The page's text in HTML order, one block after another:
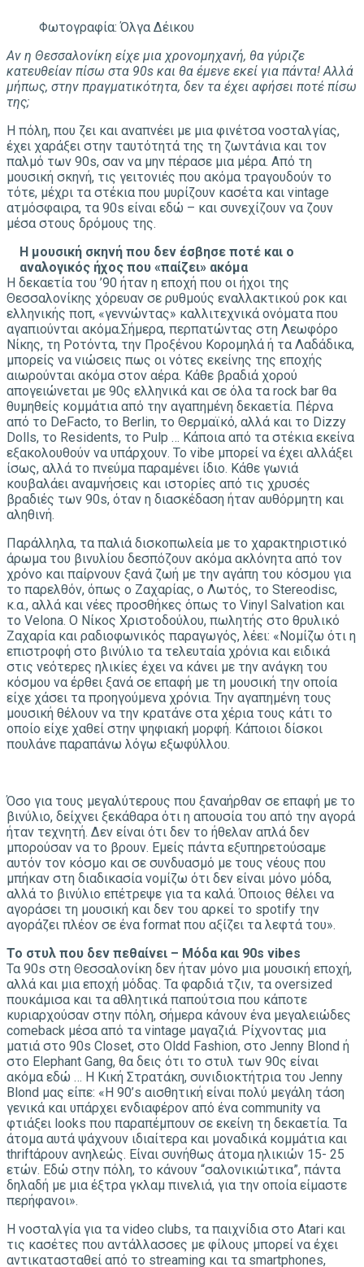
Φωτογραφία: Όλγα Δέικου
Αν η Θεσσαλονίκη είχε μια χρονομηχανή, θα γύριζε
κατευθείαν πίσω στα 90s και θα έμενε εκεί για πάντα! Αλλά
μήπως, στην πραγματικότητα, δεν τα έχει αφήσει ποτέ πίσω
της;
Η πόλη, που ζει και αναπνέει με μια φινέτσα νοσταλγίας,
έχει χαράξει στην ταυτότητά της τη ζωντάνια και τον
παλμό των 90s, σαν να μην πέρασε μια μέρα. Από τη
μουσική σκηνή, τις γειτονιές που ακόμα τραγουδούν το
τότε, μέχρι τα στέκια που μυρίζουν κασέτα και vintage
ατμόσφαιρα, τα 90s είναι εδώ – και συνεχίζουν να ζουν
μέσα στους δρόμους της.
Η μουσική σκηνή που δεν έσβησε ποτέ και ο
αναλογικός ήχος που «παίζει» ακόμα
Η δεκαετία του ’90 ήταν η εποχή που οι ήχοι της
Θεσσαλονίκης χόρευαν σε ρυθμούς εναλλακτικού ροκ και
ελληνικής ποπ, «γεννώντας» καλλιτεχνικά ονόματα που
αγαπιούνται ακόμα.Σήμερα, περπατώντας στη Λεωφόρο
Νίκης, τη Ροτόντα, την Προξένου Κορομηλά ή τα Λαδάδικα,
μπορείς να νιώσεις πως οι νότες εκείνης της εποχής
αιωρούνται ακόμα στον αέρα. Κάθε βραδιά χορού
απογειώνεται με 90ς ελληνικά και σε όλα τα rock bar θα
θυμηθείς κομμάτια από την αγαπημένη δεκαετία. Πέρνα
από το DeFacto, το Berlin, το Θερμαϊκό, αλλά και το Dizzy
Dolls, το Residents, το Pulp … Κάποια από τα στέκια εκείνα
εξακολουθούν να υπάρχουν. Το vibe μπορεί να έχει αλλάξει
ίσως, αλλά το πνεύμα παραμένει ίδιο. Κάθε γωνιά
κουβαλάει αναμνήσεις και ιστορίες από τις χρυσές
βραδιές των 90s, όταν η διασκέδαση ήταν αυθόρμητη και
αληθινή.
Παράλληλα, τα παλιά δισκοπωλεία με το χαρακτηριστικό
άρωμα του βινυλίου δεσπόζουν ακόμα ακλόνητα από τον
χρόνο και παίρνουν ξανά ζωή με την αγάπη του κόσμου για
το παρελθόν, όπως ο Ζαχαρίας, ο Λωτός, το Stereodisc,
κ.α., αλλά και νέες προσθήκες όπως το Vinyl Salvation και
το Velona. Ο Νίκος Χριστοδούλου, πωλητής στο θρυλικό
Ζαχαρία και ραδιοφωνικός παραγωγός, λέει: «Νομίζω ότι η
επιστροφή στο βινύλιο τα τελευταία χρόνια και ειδικά
στις νεότερες ηλικίες έχει να κάνει με την ανάγκη του
κόσμου να έρθει ξανά σε επαφή με τη μουσική την οποία
είχε χάσει τα προηγούμενα χρόνια. Την αγαπημένη τους
μουσική θέλουν να την κρατάνε στα χέρια τους κάτι το
οποίο είχε χαθεί στην ψηφιακή μορφή. Κάποιοι δίσκοι
πουλάνε παραπάνω λόγω εξωφύλλου.
Όσο για τους μεγαλύτερους που ξαναήρθαν σε επαφή με το
βινύλιο, δείχνει ξεκάθαρα ότι η απουσία του από την αγορά
ήταν τεχνητή. Δεν είναι ότι δεν το ήθελαν απλά δεν
μπορούσαν να το βρουν. Εμείς πάντα εξυπηρετούσαμε
αυτόν τον κόσμο και σε συνδυασμό με τους νέους που
μπήκαν στη διαδικασία νομίζω ότι δεν είναι μόνο μόδα,
αλλά το βινύλιο επέτρεψε για τα καλά. Όποιος θέλει να
αγοράσει τη μουσική και δεν του αρκεί το spotify την
αγοράζει πλέον σε ένα format που αξίζει τα λεφτά του».
Το στυλ που δεν πεθαίνει – Μόδα και 90s vibes
Τα 90s στη Θεσσαλονίκη δεν ήταν μόνο μια μουσική εποχή,
αλλά και μια εποχή μόδας. Τα φαρδιά τζιν, τα oversized
πουκάμισα και τα αθλητικά παπούτσια που κάποτε
κυριαρχούσαν στην πόλη, σήμερα κάνουν ένα μεγαλειώδες
comeback μέσα από τα vintage μαγαζιά. Ρίχνοντας μια
ματιά στο 90s Closet, στο Oldd Fashion, στο Jenny Blond ή
στο Elephant Gang, θα δεις ότι το στυλ των 90ς είναι
ακόμα εδώ … Η Κική Στρατάκη, συνιδιοκτήτρια του Jenny
Blond μας είπε: «Η 90’s αισθητική είναι πολύ μεγάλη τάση
γενικά και υπάρχει ενδιαφέρον από ένα community να
φτιάξει looks που παραπέμπουν σε εκείνη τη δεκαετία. Τα
άτομα αυτά ψάχνουν ιδιαίτερα και μοναδικά κομμάτια και
thriftάρουν ανηλεώς. Είναι συνήθως άτομα ηλικιών 15- 25
ετών. Εδώ στην πόλη, το κάνουν “σαλονικιώτικα”, πάντα
δηλαδή με μια έξτρα γκλαμ πινελιά, για την οποία είμαστε
περήφανοι».
Η νοσταλγία για τα video clubs, τα παιχνίδια στο Atari και
τις κασέτες που αντάλλασσες με φίλους μπορεί να έχει
αντικατασταθεί από το streaming και τα smartphones,